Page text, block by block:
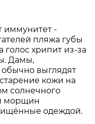
иммунитет -
пляжа губы
голос хрипит из-за
Дамы,
выглядят
кожи на
солнечного
морщин
одеждой.